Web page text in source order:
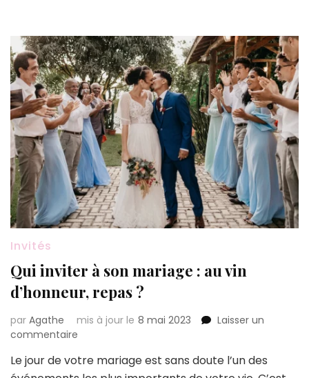
Invités
Qui inviter à son mariage : au vin
d’honneur, repas ?
par Agathe mis à jour le 8 mai 2023
Laisser un
commentaire
inviter
Le jour de votre mariage est sans doute l’un des